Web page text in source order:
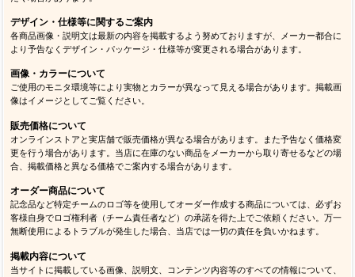
デザイン・仕様等に関するご案内
各商品画像・説明文は最新の内容を掲載するよう努めておりますが、メーカー都合に
より予告なくデザイン・パッケージ・仕様等が変更される場合があります。
画像・カラーについて
ご使用のモニタ環境等により実物とカラーが異なって見える場合があります。掲載画
像はイメージとしてご覧ください。
販売価格について
オンラインストアと実店舗で販売価格が異なる場合があります。また予告なく価格変
更を行う場合があります。当店に在庫のない商品をメーカーから取り寄せるなどの場
合、掲載価格と異なる価格でご案内する場合があります。
オーダー商品について
記念品など特定チームのロゴ等を使用してオーダー作成する商品については、必ずお
客様自身でロゴ権利者（チーム責任者など）の承諾を得た上でご依頼ください。万一
無断使用によるトラブルが発生した場合、当店では一切の責任を負いかねます。
掲載内容について
当サイトに掲載している画像、説明文、コンテンツ内容等のすべての情報について、